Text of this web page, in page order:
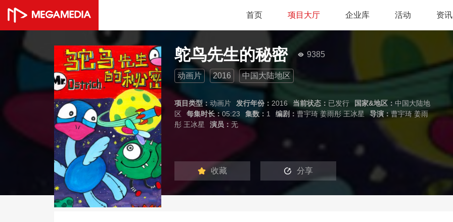
首页 项目大厅 企业库 活动 资讯
鸵鸟先生的秘密 9385
动画片 2016 中国大陆地区
项目类型： 动画片 发行年份： 2016 当前状态： 已发行 国家&地区： 中国大陆地
区
每集时长： 05:23 集数： 1 编剧： 曹宇琦 姜雨彤 王冰星 导演：曹宇琦 姜雨
彤 王冰星
演员： 无
收藏 分享